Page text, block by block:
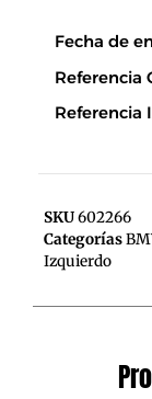
Fecha de
Referencia
Referencia
SKU602266
Categorías
Izquierdo